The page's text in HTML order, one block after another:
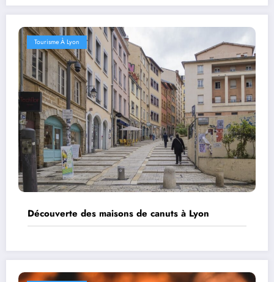
Tourisme À Lyon
Découverte des maisons de canuts à Lyon